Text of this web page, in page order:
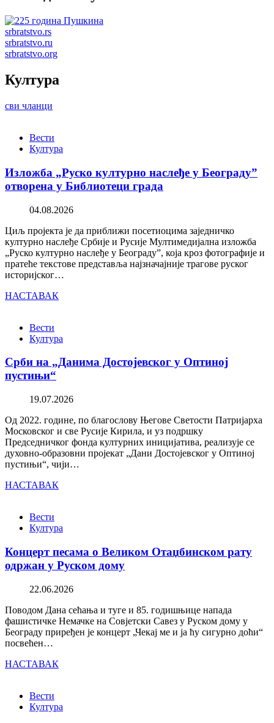
srbratstvo.rs
srbratstvo.ru
srbratstvo.org
Култура
сви чланци
Вести
Култура
Изложба „Руско културно наслеђе у Београду”
отворена у Библиотеци града
04.08.2026
Циљ пројекта је да приближи посетиоцима заједничко
културно наслеђе Србије и Русије Мултимедијална изложба
„Руско културно наслеђе у Београду”, која кроз фотографије и
пратеће текстове представља најзначајније трагове руског
историјског…
НАСТАВАК
Вести
Култура
Срби на „Данима Достојевског у Оптиној
пустињи“
19.07.2026
Од 2022. године, по благослову Његове Светости Патријарха
Московског и све Русије Кирила, и уз подршку
Председничког фонда културних иницијатива, реализује се
духовно-образовни пројекат „Дани Достојевског у Оптиној
пустињи“, чији…
НАСТАВАК
Вести
Култура
Концерт песама о Великом Отаџбинском рату
одржан у Руском дому
22.06.2026
Поводом Дана сећања и туге и 85. годишњице напада
фашистичке Немачке на Совјетски Савез у Руском дому у
Београду приређен је концерт „Чекај ме и ја ћу сигурно доћи“
посвећен…
НАСТАВАК
Вести
Култура